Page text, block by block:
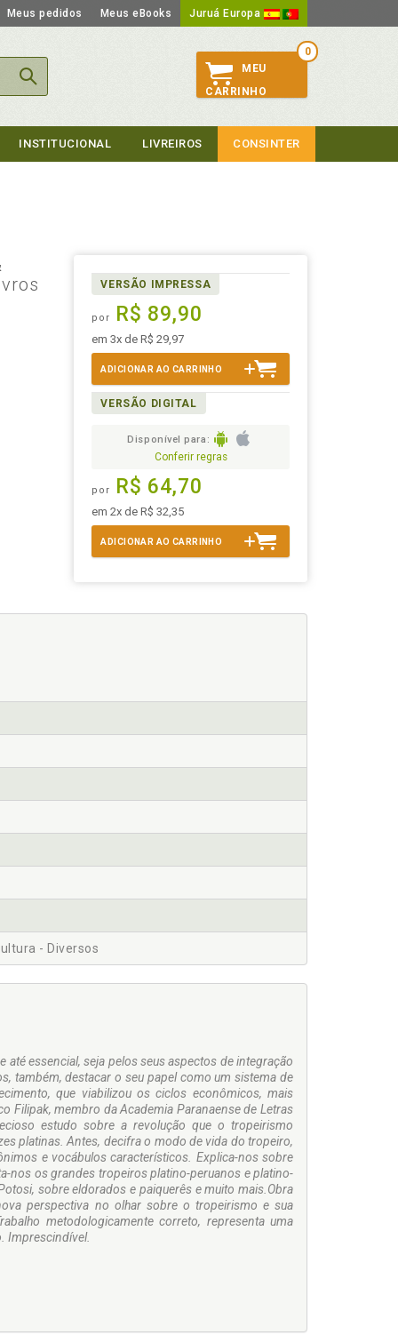
Meus pedidos Meus eBooks Juruá Europa
0
MEU
CARRINHO
INSTITUCIONAL LIVREIROS CONSINTER
VERSÃO IMPRESSA
por R$ 89,90
em 3x de R$ 29,97
ADICIONAR AO CARRINHO
VERSÃO DIGITAL
Disponível para:
Conferir regras
por R$ 64,70
em 2x de R$ 32,35
ADICIONAR AO CARRINHO
- Diversos
essencial, seja pelos seus aspectos de integração
também, destacar o seu papel como um sistema de
que viabilizou os ciclos econômicos, mais
Filipak, membro da Academia Paranaense de Letras
estudo sobre a revolução que o tropeirismo
platinas. Antes, decifra o modo de vida do tropeiro,
e vocábulos característicos. Explica-nos sobre
nos os grandes tropeiros platino-peruanos e platino-
sobre eldorados e paiquerês e muito mais.Obra
perspectiva no olhar sobre o tropeirismo e sua
metodologicamente correto, representa uma
Imprescindível.